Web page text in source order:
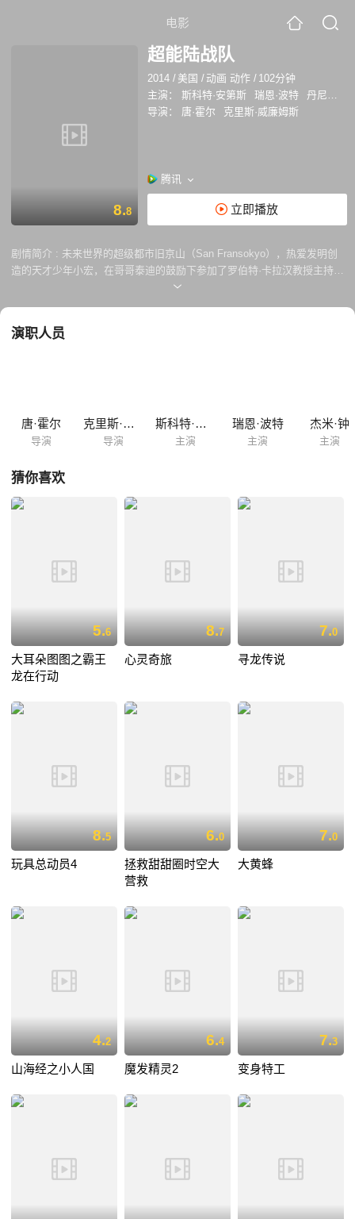
电影
8.8
超能陆战队
2014 / 美国 / 动画 动作 / 102分钟
主演：
斯科特·安第斯 瑞恩·波特
丹尼尔·海尼
导演：
唐·霍尔 克里斯·威廉姆斯
腾讯
立即播放
剧情简介 : 未来世界的超级都市旧京山（San Fransokyo），热爱发明创
造的天才少年小宏，在哥哥泰迪的鼓励下参加了罗伯特·卡拉汉教授主持的
理工学院机器人专业的入学大赛。他凭借神奇的微型磁力机器人赢得观
命丧火场。身心饱受创伤的小宏闭门不出，哥哥生前留下的治疗型机器人
演职人员
唐·霍尔
导演
克里斯·威廉姆斯
导演
斯科特·安第斯
主演
瑞恩·波特
主演
杰米·钟
主演
猜你喜欢
5.6
大耳朵图图之霸王
龙在行动
8.7
心灵奇旅
7.0
寻龙传说
8.5
玩具总动员4
6.0
拯救甜甜圈时空大
营救
7.0
大黄蜂
4.2
山海经之小人国
6.4
魔发精灵2
7.3
变身特工